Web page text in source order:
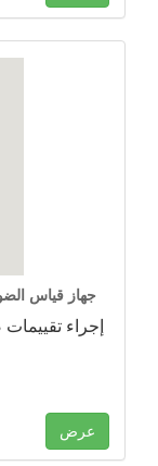
جهاز قياس
إجراء
عرض